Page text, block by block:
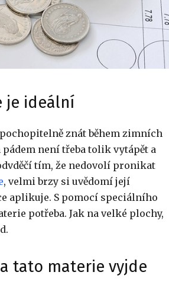
je ideální
znát během zimních
není třeba tolik vytápět a
tím, že nedovolí pronikat
, velmi brzy si uvědomí její
aplikuje. S pomocí speciálního
potřeba. Jak na velké plochy,
tato materie vyjde